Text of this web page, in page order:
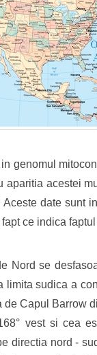
genomul
aparitia acestei
Aceste date sunt
ce indica
Nord se
limita sudica a
de Capul Barrow
vest si cea
directia nord -